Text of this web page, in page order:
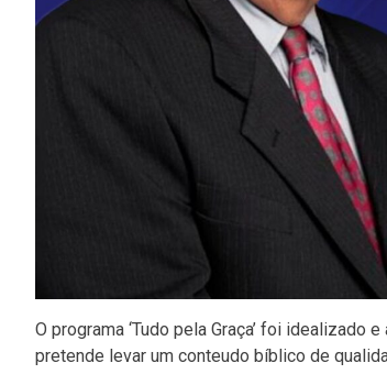
O programa ‘Tudo pela Graça’ foi
pretende levar um conteudo bíblico de